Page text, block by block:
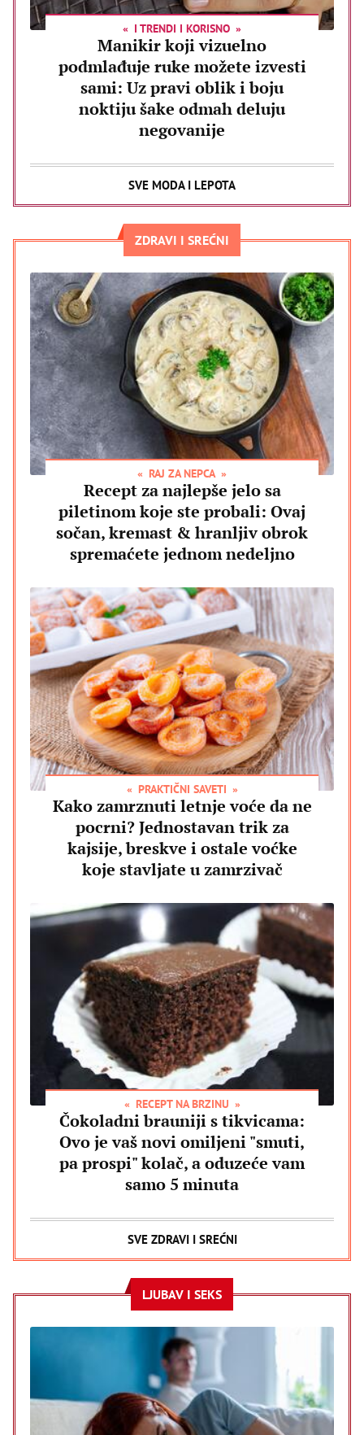
I TRENDI I KORISNO
Manikir koji vizuelno
podmlađuje ruke možete izvesti
sami: Uz pravi oblik i boju
noktiju šake odmah deluju
negovanije
SVE MODA I LEPOTA
ZDRAVI I SREĆNI
RAJ ZA NEPCA
Recept za najlepše jelo sa
piletinom koje ste probali: Ovaj
sočan, kremast & hranljiv obrok
spremaćete jednom nedeljno
PRAKTIČNI SAVETI
Kako zamrznuti letnje voće da ne
pocrni? Jednostavan trik za
kajsije, breskve i ostale voćke
koje stavljate u zamrzivač
RECEPT NA BRZINU
Čokoladni brauniji s tikvicama:
Ovo je vaš novi omiljeni "smuti,
pa prospi" kolač, a oduzeće vam
samo 5 minuta
SVE ZDRAVI I SREĆNI
LJUBAV I SEKS